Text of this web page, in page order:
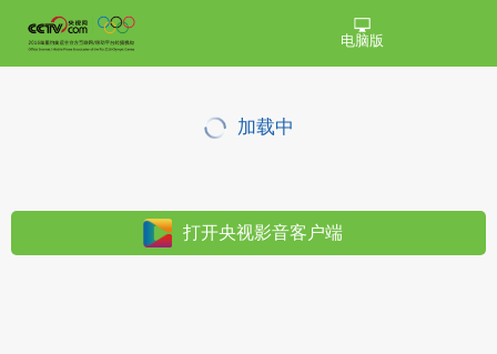
电脑版
加载中
打开央视影音客户端